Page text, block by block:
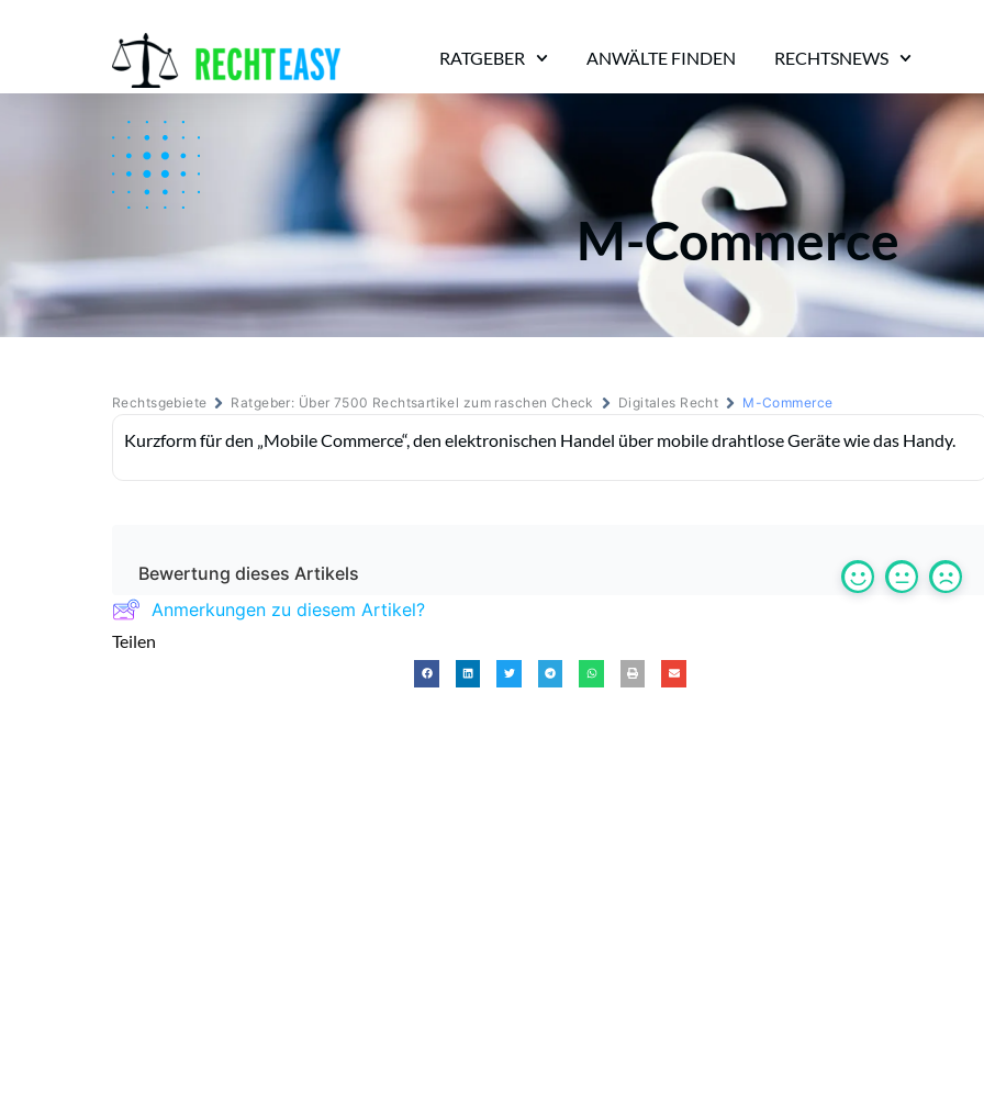
RATGEBER ANWÄLTE FINDEN RECHTSNEWS
M-Commerce
Rechtsgebiete Ratgeber: Über 7500 Rechtsartikel zum raschen Check Digitales Recht M-Commerce
Kurzform für den „Mobile Commerce“, den elektronischen Handel über mobile drahtlose Geräte wie das Handy.
Bewertung dieses Artikels
Anmerkungen zu diesem Artikel?
Teilen
Alle Anwälte